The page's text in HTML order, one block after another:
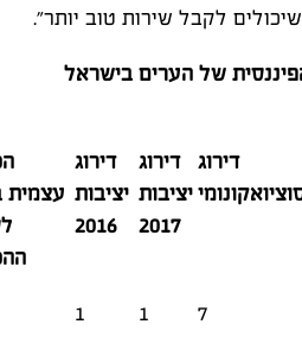
לקבל שירות טוב יותר״.
הפיננסית של הערים בישראל
דירוג
דירוג
יציבות
2017
דירוג
יציבות
2016
עצמית
7
1
1